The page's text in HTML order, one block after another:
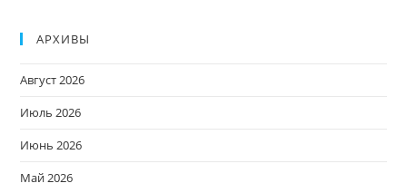
АРХИВЫ
Август 2026
Июль 2026
Июнь 2026
Май 2026